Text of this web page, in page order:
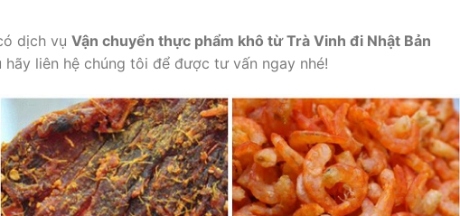
dịch vụ Vận chuyển thực phẩm khô từ Trà Vinh đi Nhật Bản
hãy liên hệ chúng tôi để được tư vấn ngay nhé!